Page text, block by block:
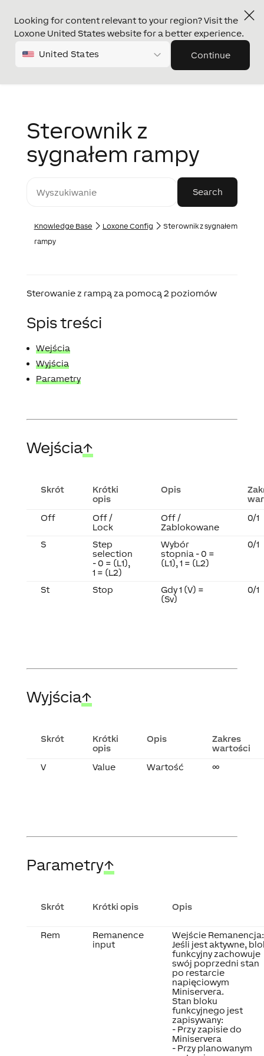
Looking for content relevant to your region? Visit the
Loxone United States website for a better experience.
United States Continue
Sterownik z
sygnałem rampy
Knowledge Base Loxone Config
Sterownik z sygnałem
rampy
Sterowanie z rampą za pomocą 2 poziomów
Spis treści
Wejścia
Wyjścia
Parametry
Wejścia↑
Skrót
Krótki
opis
Opis
Off
Off /
Lock
Off /
Zablokowane
0/1
S
Step
selection
- 0 = (L1),
1 = (L2)
Wybór
stopnia - 0 =
(L1), 1 = (L2)
0/1
St Stop
Gdy 1 (V) =
(Sv)
0/1
Wyjścia↑
Skrót
Krótki
opis
Opis
Zakres
wartości
V
Value Wartość ∞
Parametry↑
Skrót Krótki opis Opis
Rem
Remanence
input
Wejście Remanencja:
Jeśli jest aktywne,
funkcyjny zachowuje
swój poprzedni stan
po restarcie
napięciowym
Miniservera.
Stan bloku
funkcyjnego jest
zapisywany:
- Przy zapisie do
Miniservera
- Przy planowanym